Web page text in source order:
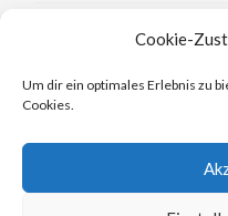
Cookie-
Um dir ein optimales Erlebnis zu
Cookies.
Philippa Perry: Die
Philippa Perry: Das
Elena Ferrante: An den